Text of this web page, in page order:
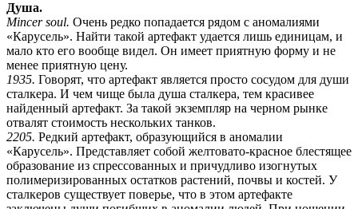
Душа.
Mincer soul. Очень редко попадается рядом с аномалиями
«Карусель». Найти такой артефакт удается лишь единицам, и
мало кто его вообще видел. Он имеет приятную форму и не
менее приятную цену.
1935. Говорят, что артефакт является просто сосудом для души
сталкера. И чем чище была душа сталкера, тем красивее
найденный артефакт. За такой экземпляр на черном рынке
отвалят стоимость нескольких танков.
2205. Редкий артефакт, образующийся в аномалии
«Карусель». Представляет собой желтовато-красное блестящее
образование из спрессованных и причудливо изогнутых
полимеризированных остатков растений, почвы и костей. У
сталкеров существует поверье, что в этом артефакте